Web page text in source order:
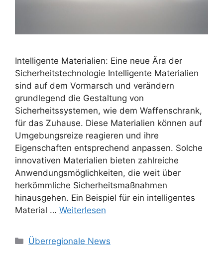
Intelligente Materialien: Eine neue Ära der
Sicherheitstechnologie Intelligente Materialien
sind auf dem Vormarsch und verändern
grundlegend die Gestaltung von
Sicherheitssystemen, wie dem Waffenschrank,
für das Zuhause. Diese Materialien können auf
Umgebungsreize reagieren und ihre
Eigenschaften entsprechend anpassen. Solche
innovativen Materialien bieten zahlreiche
Anwendungsmöglichkeiten, die weit über
herkömmliche Sicherheitsmaßnahmen
hinausgehen. Ein Beispiel für ein intelligentes
Material … Weiterlesen
Kategorien
Überregionale News